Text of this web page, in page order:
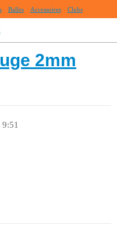
Balles Accessoires Clubs
2mm